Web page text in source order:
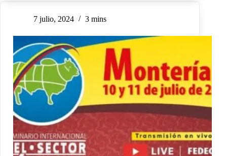
7 julio, 2024 3 mins